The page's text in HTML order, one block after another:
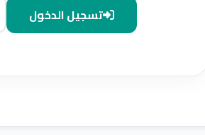
تسجيل الدخول